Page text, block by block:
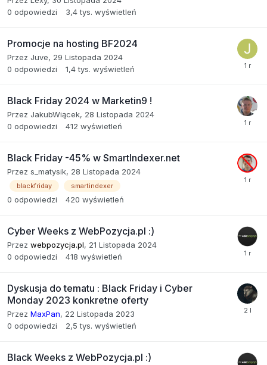
0 odpowiedzi 3,4 tys. wyświetleń
Promocje na hosting BF2024
Przez Juve, 29 Listopada 2024
0 odpowiedzi 1,4 tys. wyświetleń
Black Friday 2024 w Marketin9 !
Przez JakubWiącek, 28 Listopada 2024
0 odpowiedzi 412 wyświetleń
Black Friday -45% w SmartIndexer.net
Przez s_matysik, 28 Listopada 2024
blackfriday smartindexer
0 odpowiedzi 420 wyświetleń
Cyber Weeks z WebPozycja.pl :)
Przez webpozycja.pl, 21 Listopada 2024
0 odpowiedzi 418 wyświetleń
Dyskusja do tematu : Black Friday i Cyber
Monday 2023 konkretne oferty
Przez MaxPan, 22 Listopada 2023
0 odpowiedzi 2,5 tys. wyświetleń
Black Weeks z WebPozycja.pl :)